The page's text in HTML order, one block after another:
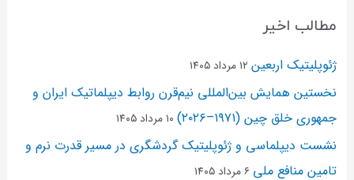
مطالب اخیر
ژئوپلیتیک اربعین ۱۲ مرداد ۱۴۰۵
نخستین همایش بین‌المللی نیم‌قرن روابط دیپلماتیک ایران و
جمهوری خلق چین (۱۹۷۱–۲۰۲۶)
۱۰ مرداد ۱۴۰۵
نشست دیپلماسی و ژئو‌پلیتیک گردشگری در مسیر قدرت نرم و
تامین منافع ملی ۶ مرداد ۱۴۰۵